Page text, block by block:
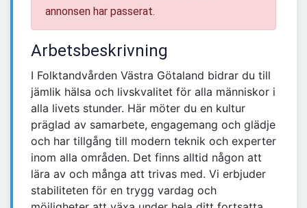
annonsen har passerat.
Arbetsbeskrivning
I Folktandvården Västra Götaland bidrar du till
jämlik hälsa och livskvalitet för alla människor i
alla livets stunder. Här möter du en kultur
präglad av samarbete, engagemang och glädje
och har tillgång till modern teknik och experter
inom alla områden. Det finns alltid någon att
lära av och många att trivas med. Vi erbjuder
stabiliteten för en trygg vardag och